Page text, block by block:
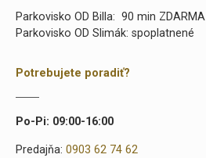
Parkovisko OD Billa: 90 min ZDARMA
Parkovisko OD Slimák: spoplatnené
Potrebujete poradiť?
Po-Pi: 09:00-16:00
Predajňa: 0903 62 74 62